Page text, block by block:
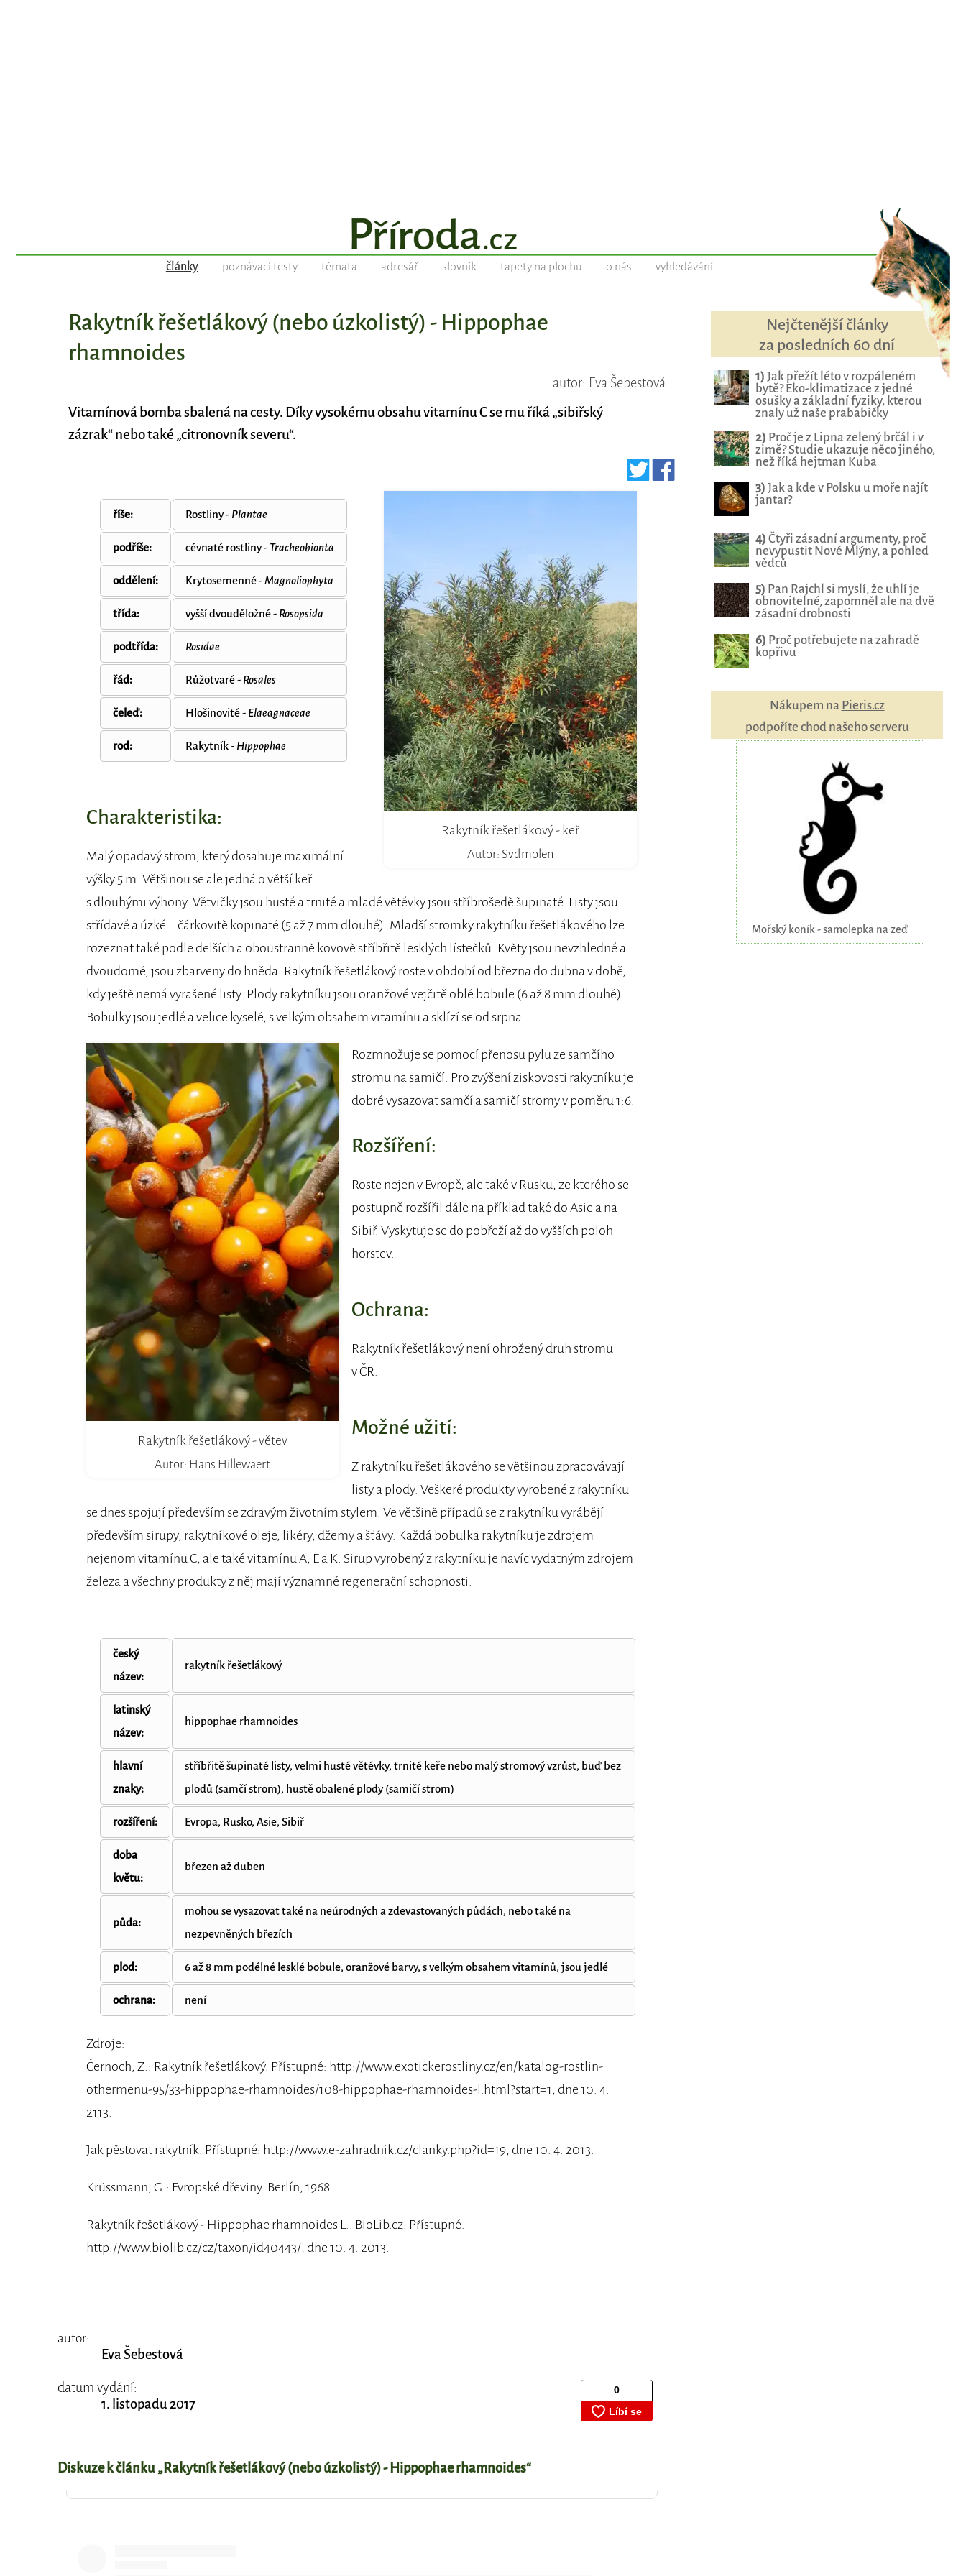
články poznávací testy témata adresář slovník tapety na plochu o nás vyhledávání
Rakytník řešetlákový (nebo úzkolistý) - Hippophae
rhamnoides
autor: Eva Šebestová
Vitamínová bomba sbalená na cesty. Díky vysokému obsahu vitamínu C se mu říká „sibiřský
zázrak“ nebo také „citronovník severu“.
Rakytník řešetlákový - keř
Autor: Svdmolen
říše: Rostliny - Plantae
podříše: cévnaté rostliny - Tracheobionta
oddělení: Krytosemenné -Magnoliophyta
třída: vyšší dvouděložné - Rosopsida
podtřída: Rosidae
řád: Růžotvaré - Rosales
čeleď: Hlošinovité - Elaeagnaceae
rod: Rakytník - Hippophae
Charakteristika:
Malý opadavý strom, který dosahuje maximální
výšky 5 m. Většinou se ale jedná o větší keř
s dlouhými výhony. Větvičky jsou husté a trnité a mladé větévky jsou stříbrošedě šupinaté. Listy jsou
střídavé a úzké – čárkovitě kopinaté (5 až 7 mm dlouhé). Mladší stromky rakytníku řešetlákového lze
rozeznat také podle delších a oboustranně kovově stříbřitě lesklých lístečků. Květy jsou nevzhledné a
dvoudomé, jsou zbarveny do hněda. Rakytník řešetlákový roste v období od března do dubna v době,
kdy ještě nemá vyrašené listy. Plody rakytníku jsou oranžové vejčitě oblé bobule (6 až 8 mm dlouhé).
Bobulky jsou jedlé a velice kyselé, s velkým obsahem vitamínu a sklízí se od srpna.
Rakytník řešetlákový - větev
Autor: Hans Hillewaert
Rozmnožuje se pomocí přenosu pylu ze samčího
stromu na samičí. Pro zvýšení ziskovosti rakytníku je
dobré vysazovat samčí a samičí stromy v poměru 1:6.
Rozšíření:
Roste nejen v Evropě, ale také v Rusku, ze kterého se
postupně rozšířil dále na příklad také do Asie a na
Sibiř. Vyskytuje se do pobřeží až do vyšších poloh
horstev.
Ochrana:
Rakytník řešetlákový není ohrožený druh stromu
v ČR.
Možné užití:
Z rakytníku řešetlákového se většinou zpracovávají
listy a plody. Veškeré produkty vyrobené z rakytníku
se dnes spojují především se zdravým životním stylem. Ve většině případů se z rakytníku vyrábějí
především sirupy, rakytníkové oleje, likéry, džemy a šťávy. Každá bobulka rakytníku je zdrojem
nejenom vitamínu C, ale také vitamínu A, E a K. Sirup vyrobený z rakytníku je navíc vydatným zdrojem
železa a všechny produkty z něj mají významné regenerační schopnosti.
český
název:
rakytník řešetlákový
latinský
název:
hippophae rhamnoides
hlavní
znaky:
stříbřitě šupinaté listy, velmi husté větévky, trnité keře nebo malý stromový vzrůst, buď bez
plodů (samčí strom), hustě obalené plody (samičí strom)
rozšíření: Evropa, Rusko, Asie, Sibiř
doba
květu:
březen až duben
půda:
mohou se vysazovat také na neúrodných a zdevastovaných půdách, nebo také na
nezpevněných březích
plod: 6 až 8 mm podélné lesklé bobule, oranžové barvy, s velkým obsahem vitamínů, jsou jedlé
ochrana: není
Zdroje:
Černoch, Z.: Rakytník řešetlákový. Přístupné: http://www.exotickerostliny.cz/en/katalog-rostlin-
othermenu-95/33-hippophae-rhamnoides/108-hippophae-rhamnoides-l.html?start=1, dne 10. 4.
2113.
Jak pěstovat rakytník. Přístupné: http://www.e-zahradnik.cz/clanky.php?id=19, dne 10. 4. 2013.
Krüssmann, G.: Evropské dřeviny. Berlín, 1968.
Rakytník řešetlákový - Hippophae rhamnoides L.: BioLib.cz. Přístupné:
http://www.biolib.cz/cz/taxon/id40443/, dne 10. 4. 2013.
autor:
Eva Šebestová
datum vydání:
1. listopadu 2017
Diskuze k článku „Rakytník řešetlákový (nebo úzkolistý) - Hippophae rhamnoides“
Nejčtenější články
za posledních 60 dní
1) Jak přežít léto v rozpáleném
bytě? Eko-klimatizace z jedné
osušky a základní fyziky, kterou
znaly už naše prababičky
2) Proč je z Lipna zelený brčál i v
zimě? Studie ukazuje něco jiného,
než říká hejtman Kuba
3) Jak a kde v Polsku u moře najít
jantar?
4) Čtyři zásadní argumenty, proč
nevypustit Nové Mlýny, a pohled
vědců
5) Pan Rajchl si myslí, že uhlí je
obnovitelné, zapomněl ale na dvě
zásadní drobnosti
6) Proč potřebujete na zahradě
kopřivu
Nákupem na Pieris.cz
podpoříte chod našeho serveru
Mořský koník - samolepka na zeď